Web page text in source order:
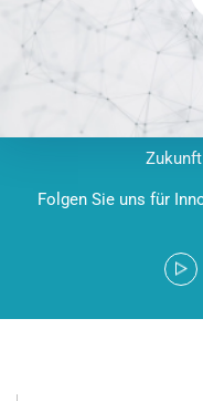
Folgen Sie uns für